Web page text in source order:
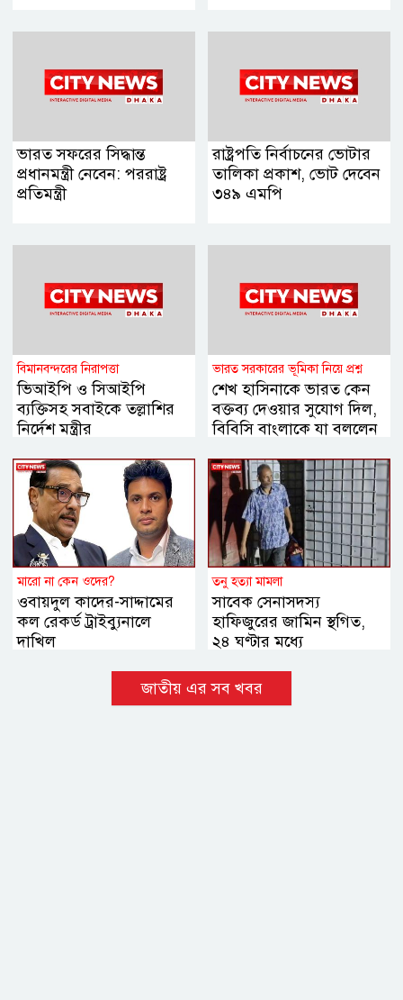
ভারত সফরের সিদ্ধান্ত
প্রধানমন্ত্রী নেবেন: পররাষ্ট্র
প্রতিমন্ত্রী
রাষ্ট্রপতি নির্বাচনের ভোটার
তালিকা প্রকাশ, ভোট দেবেন
৩৪৯ এমপি
বিমানবন্দরের নিরাপত্তা
ভিআইপি ও সিআইপি
ব্যক্তিসহ সবাইকে তল্লাশির
নির্দেশ মন্ত্রীর
ভারত সরকারের ভূমিকা নিয়ে প্রশ্ন
শেখ হাসিনাকে ভারত কেন
বক্তব্য দেওয়ার সুযোগ দিল,
বিবিসি বাংলাকে যা বললেন
মারো না কেন ওদের?
ওবায়দুল কাদের-সাদ্দামের
কল রেকর্ড ট্রাইব্যুনালে
দাখিল
তনু হত্যা মামলা
সাবেক সেনাসদস্য
হাফিজুরের জামিন স্থগিত,
২৪ ঘণ্টার মধ্যে
জাতীয় এর সব খবর